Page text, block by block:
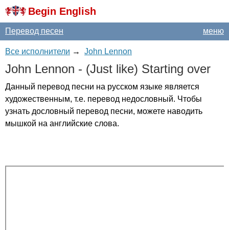
Begin English
меню
Перевод песен
Все исполнители → John Lennon
John Lennon - (Just like) Starting over
Данный перевод песни на русском языке является
художественным, т.е. перевод недословный. Чтобы
узнать дословный перевод песни, можете наводить
мышкой на английские слова.